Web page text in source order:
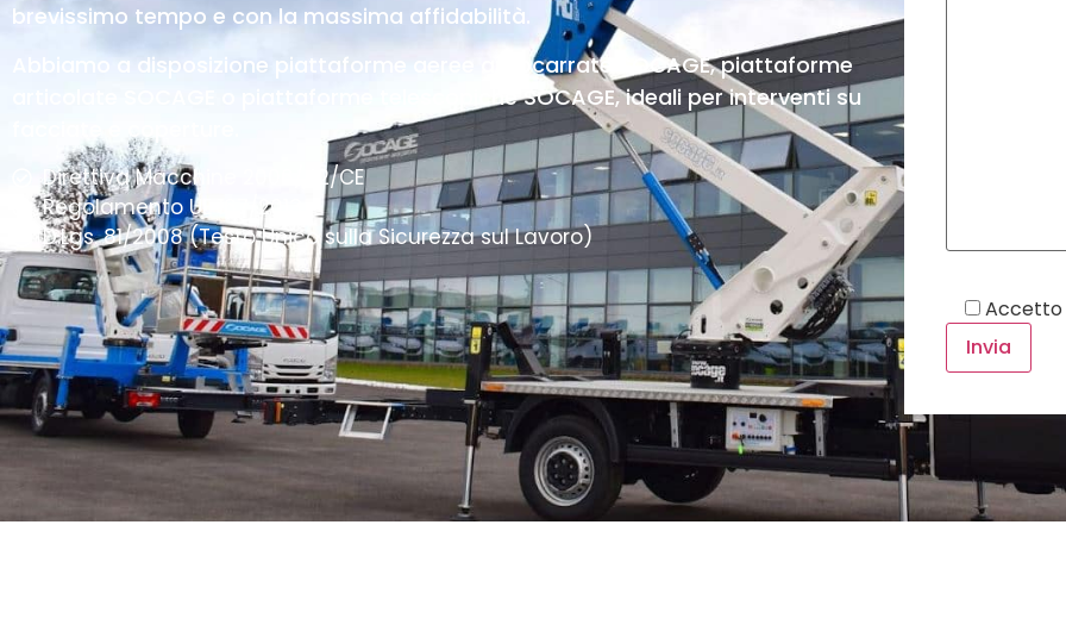
brevissimo tempo e con la massima affidabilità.
Abbiamo a disposizione piattaforme aeree autocarrate SOCAGE, piattaforme
articolate SOCAGE o piattaforme telescopiche SOCAGE, ideali per interventi su
facciate e coperture.
Direttiva Macchine 2006/42/CE
Regolamento UE 167/2013
D.Lgs. 81/2008 (Testo Unico sulla Sicurezza sul Lavoro)